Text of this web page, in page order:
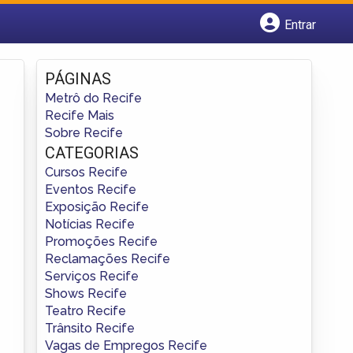
Entrar
Fazer login
Criar conta
PÁGINAS
Metrô do Recife
Recife Mais
Sobre Recife
CATEGORIAS
Cursos Recife
Eventos Recife
Exposição Recife
Notícias Recife
Promoções Recife
Reclamações Recife
Serviços Recife
Shows Recife
Teatro Recife
Trânsito Recife
Vagas de Empregos Recife